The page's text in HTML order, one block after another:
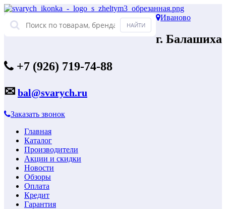
Иваново
г. Балашиха
+7 (926) 719-74-88
✉ bal@svarych.ru
Заказать звонок
Главная
Каталог
Производители
Акции и скидки
Новости
Обзоры
Оплата
Кредит
Гарантия